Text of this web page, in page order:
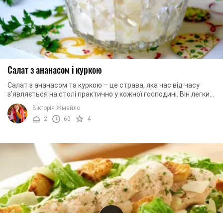
Салат з ананасом і куркою
Салат з ананасом та куркою – це страва, яка час від часу
з’являється на столі практично у кожної господині. Він легкий
у приготуванні, але виходить ...
Вікторія Жмайло
2
60 4